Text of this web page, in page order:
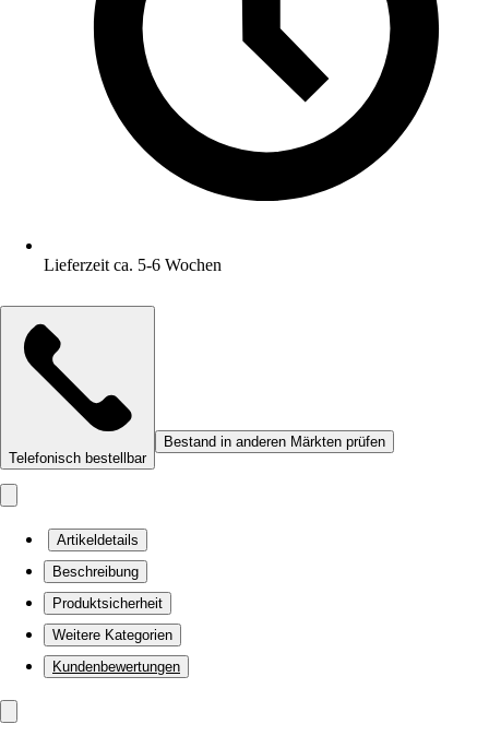
Lieferzeit ca. 5-6 Wochen
Telefonisch bestellbar
Bestand in anderen Märkten prüfen
Artikeldetails
Beschreibung
Produktsicherheit
Weitere Kategorien
Kundenbewertungen